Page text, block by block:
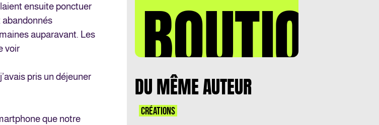
ensuite ponctuer
auparavant. Les
voir
pris un déjeuner
que notre
LA BOUTIQUE
DU MÊME AUTEUR
CRÉATIONS